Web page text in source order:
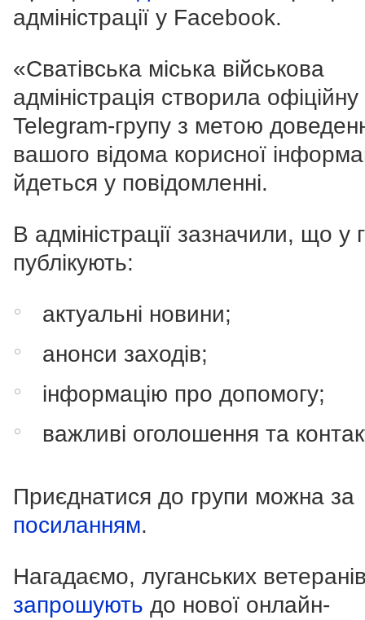
адміністрації у Facebook.
«Сватівська міська військова
адміністрація створила офіційну
Telegram-групу з метою
вашого відома корисної
йдеться у повідомленні.
В адміністрації зазначили, що у
публікують:
актуальні новини;
анонси заходів;
інформацію про допомогу;
важливі оголошення та
Приєднатися до групи можна за
посиланням.
Нагадаємо, луганських
запрошують до нової онлайн-